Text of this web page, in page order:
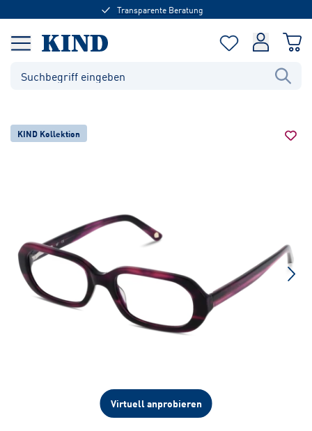
Transparente Beratung
KIND Kollektion
Virtuell anprobieren